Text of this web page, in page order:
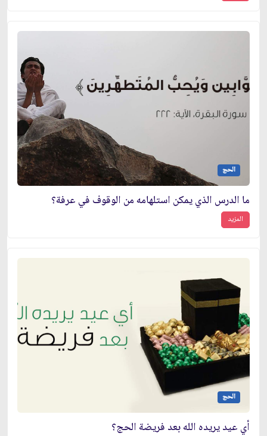
الحج
ما الدرس الذي يمكن استلهامه من الوقوف في عرفة؟
المزيد
الحج
أي عيد يريده الله بعد فريضة الحج؟